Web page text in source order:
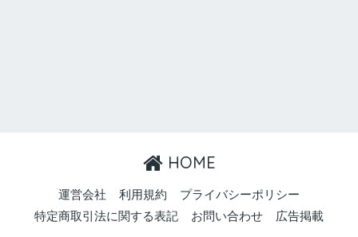
HOME
運営会社 利用規約
プライバシーポリシー
特定商取引法に関する表記
お問い合わせ 広告掲載